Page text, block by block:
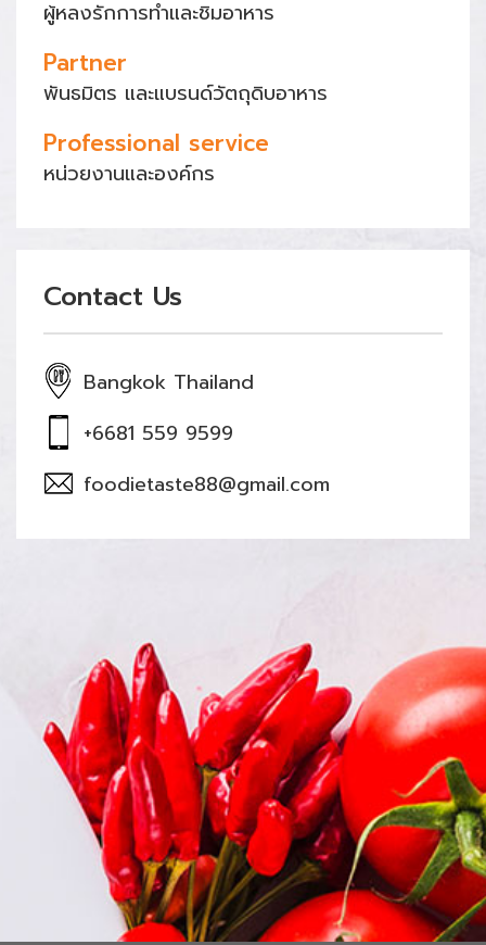
ผู้หลงรักการทำและชิมอาหาร
Partner
พันธมิตร และแบรนด์วัตถุดิบอาหาร
Professional service
หน่วยงานและองค์กร
Contact Us
Bangkok Thailand
+6681 559 9599
foodietaste88@gmail.com